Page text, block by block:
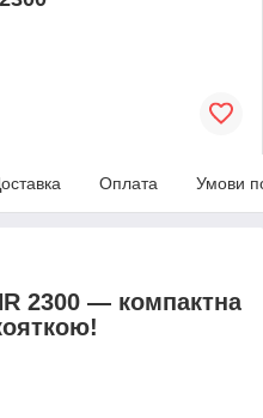
Оплата Умови
2300 — компактна